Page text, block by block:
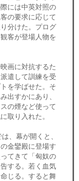
には中英対照の
の要求に応じて
分けた。プログ
客が登場人物を
画に対抗するた
遣して訓練を受
を学ばせた。そ
出すかにあり、
の煙など使って
取り入れた。
、幕が開くと、
金鑾殿に登場す
てきて「匈奴の
する。若く血気
じる。すると舞